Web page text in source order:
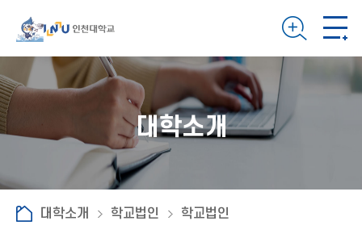
대학소개
대학소개 학교법인 학교법인